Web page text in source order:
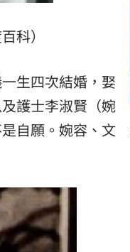
科）
生四次結婚，娶
護士李淑賢（婉
自願。婉容、文